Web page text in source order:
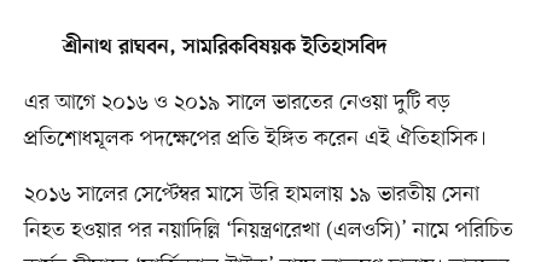
শ্রীনাথ রাঘবন, সামরিকবিষয়ক ইতিহাসবিদ
এর আগে ২০১৬ ও ২০১৯ সালে ভারতের নেওয়া দুটি বড়
প্রতিশোধমূলক পদক্ষেপের প্রতি ইঙ্গিত করেন এই ঐতিহাসিক।
২০১৬ সালের সেপ্টেম্বর মাসে উরি হামলায় ১৯ ভারতীয় সেনা
নিহত হওয়ার পর নয়াদিল্লি ‘নিয়ন্ত্রণরেখা (এলওসি)’ নামে পরিচিত